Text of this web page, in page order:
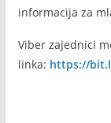
informacija za
Viber zajednici
linka: https://